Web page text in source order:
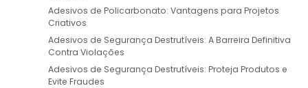
Adesivos de Policarbonato: Vantagens para Projetos
Criativos
Adesivos de Segurança Destrutíveis: A Barreira Definitiva
Contra Violações
Adesivos de Segurança Destrutíveis: Proteja Produtos e
Evite Fraudes